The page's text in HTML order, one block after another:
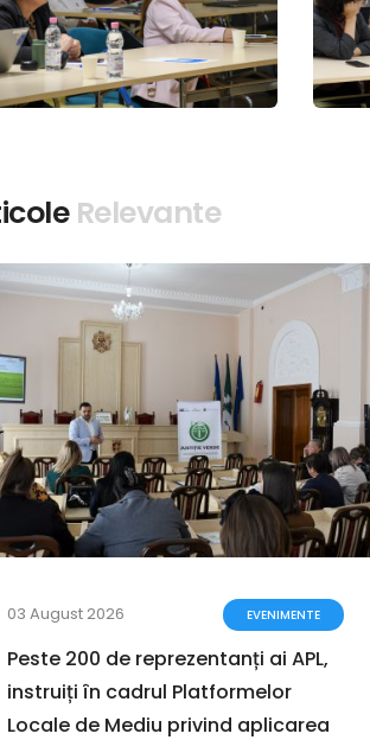
Relevante
03 August 2026 EVENIMENTE
Peste 200 de reprezentanți ai APL,
instruiți în cadrul Platformelor
Locale de Mediu privind aplicarea